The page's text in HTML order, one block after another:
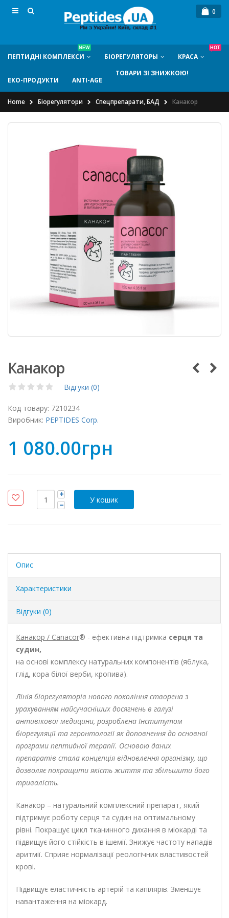
0
ПЕПТИДНI КОМПЛЕКСИ
NEW
БIОРЕГУЛЯТОРЫ КРАСА
ЕКО-ПРОДУКТИ ANTI-AGE
ТОВАРИ ЗІ ЗНИЖКОЮ!
HOT
Home Біорегулятори Спецпрепарати, БАД Канакор
Канакор
Відгуки (0)
Код товару: 7210234
Виробник: PEPTIDES Corp.
1 080.00грн
Опис
Характеристики
Відгуки (0)
Канакор / Canacor® - ефективна підтримка серця та
судин,
на основі комплексу натуральних компонентів (яблука,
глід, кора білої верби, кропива).
Лінія біорегуляторів нового покоління створена з
урахуванням найсучасніших досягнень в галузі
антивікової медицини, розроблена Інститутом
біорегуляції та геронтології як доповнення до основної
програми пептидної терапії. Основою даних
препаратів стала концепція відновлення організму, що
дозволяє покращити якість життя та збільшити його
тривалість.
Канакор – натуральний комплексний препарат, який
підтримує роботу серця та судин на оптимальному
рівні. Покращує цикл тканинного дихання в міокарді та
підвищує його стійкість в ішемії. Знижує частоту нападів
аритмії. Сприяє нормалізації реологічних властивостей
крові.
Підвищує еластичність артерій та капілярів. Зменшує
навантаження на міокард.